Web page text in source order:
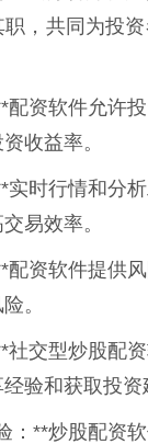
职，共同为投
配资软件允许
收益率。
实时行情和分
易效率。
配资软件提供
。
交型炒股配
验和获取投资
：**炒股配资